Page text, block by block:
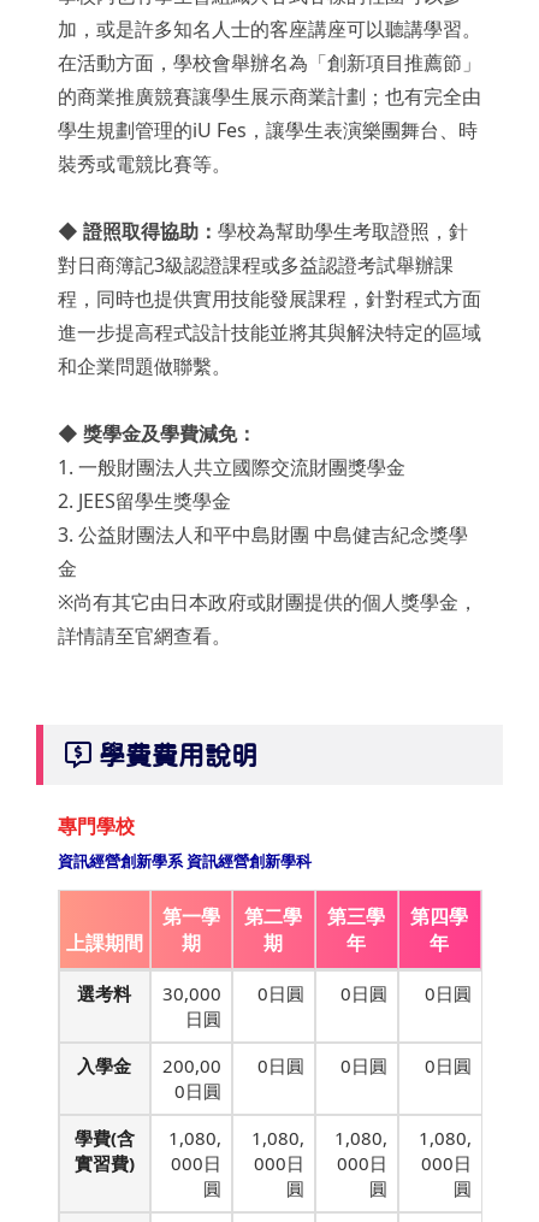
加，或是許多知名人士的客座講座可以聽講學習。
在活動方面，學校會舉辦名為「創新項目推薦節」
的商業推廣競賽讓學生展示商業計劃；也有完全由
學生規劃管理的iU Fes，讓學生表演樂團舞台、時
裝秀或電競比賽等。
◆ 證照取得協助： 學校為幫助學生考取證照，針
對日商簿記3級認證課程或多益認證考試舉辦課
程，同時也提供實用技能發展課程，針對程式方面
進一步提高程式設計技能並將其與解決特定的區域
和企業問題做聯繫。
◆ 獎學金及學費減免：
1. 一般財團法人共立國際交流財團獎學金
2. JEES留學生獎學金
3. 公益財團法人和平中島財團 中島健吉紀念獎學
金
※尚有其它由日本政府或財團提供的個人獎學金，
詳情請至官網查看。
學費費用說明
專門學校
資訊經營創新學系 資訊經營創新學科
上課期間
第一學
期
第二學
期
第三學
年
第四學
年
選考料
30,000
日圓
0日圓 0日圓 0日圓
入學金
200,00
0日圓
0日圓 0日圓 0日圓
學費(含
實習費)
1,080,
000日
圓
1,080,
000日
圓
1,080,
000日
圓
1,080,
000日
圓